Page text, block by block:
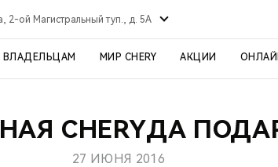
2-ой Магистральный туп., д. 5А
ВЛАДЕЛЬЦАМ МИР CHERY АКЦИИ
CHERYДА
27 ИЮНЯ 2016